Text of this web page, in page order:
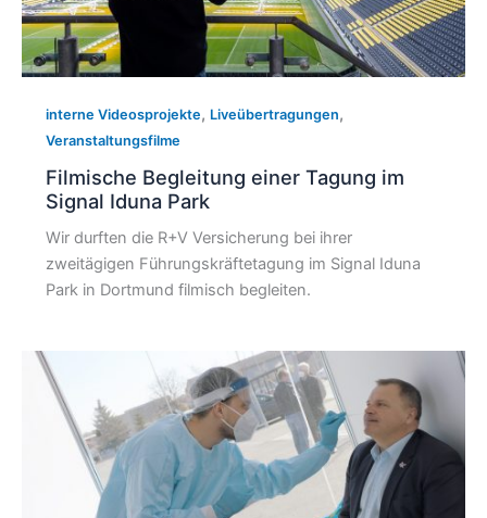
interne Videosprojekte, Liveübertragungen,
Veranstaltungsfilme
Filmische Begleitung einer Tagung im
Signal Iduna Park
Wir durften die R+V Versicherung bei ihrer
zweitägigen Führungskräftetagung im Signal Iduna
Park in Dortmund filmisch begleiten.